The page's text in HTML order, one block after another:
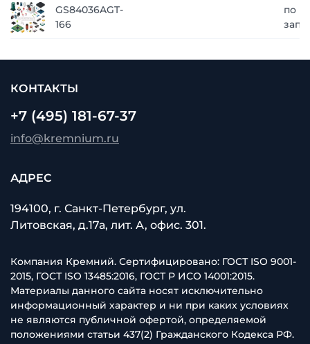
GS84036AGT-
166
по
КОНТАКТЫ
+7 (495) 181-67-37
info@kremnium.ru
АДРЕС
194100, г. Санкт-Петербург, ул.
Литовская, д.17а, лит. А, офис. 301.
Компания Кремний. Сертифицировано: ГОСТ ISO 9001-
2015, ГОСТ ISO 13485:2016, ГОСТ Р ИСО 14001:2015.
Материалы данного сайта носят исключительно
информационный характер и ни при каких условиях
не являются публичной офертой, определяемой
положениями статьи 437(2) Гражданского Кодекса РФ.